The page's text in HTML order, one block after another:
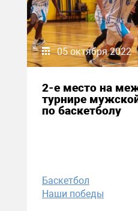
05 октября 2022
2-е место на
турнире
по баскетболу
Баскетбол
Наши победы